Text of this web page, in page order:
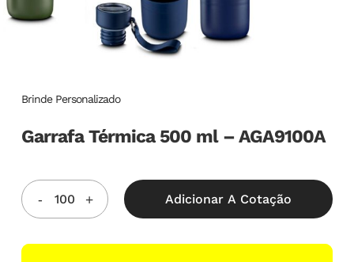
Brinde Personalizado
Garrafa Térmica 500 ml – AGA9100A
Adicionar A Cotação